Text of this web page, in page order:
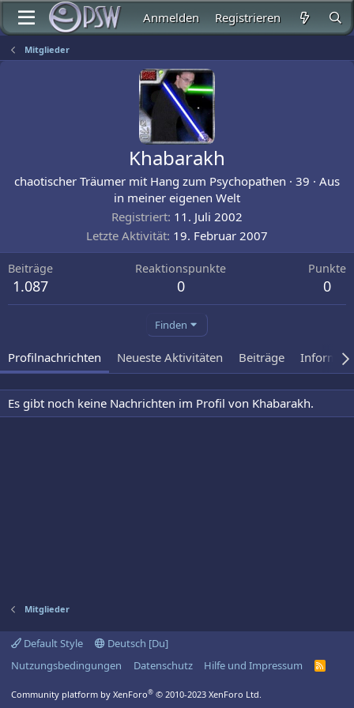
Anmelden Registrieren
Mitglieder
Khabarakh
chaotischer Träumer mit Hang zum Psychopathen · 39 · Aus
in meiner eigenen Welt
Registriert 11. Juli 2002
Letzte Aktivität 19. Februar 2007
Beiträge
1.087
Reaktionspunkte
0
Punkte
0
Finden
Profilnachrichten Neueste Aktivitäten Beiträge
Es gibt noch keine Nachrichten im Profil von Khabarakh.
Mitglieder
Default Style
Deutsch [Du]
Nutzungsbedingungen
Datenschutz Hilfe und Impressum
R
Community platform by XenForo® © 2010-2023 XenForo Ltd.